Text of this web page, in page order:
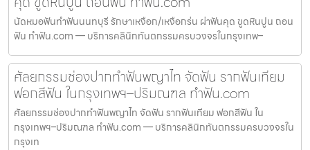
นัดหมอฟันทำฟันนนทบุรี รักษาเหงือก/เหงือกร่น ผ่าฟันคุด ขูดหินปูน ถอน
ฟัน ทำฟัน.com — บริการคลินิกทันตกรรมครบวงจรในกรุงเทพ–
ศัลยกรรมช่องปากทำฟันพญาไท จัดฟัน รากฟันเทียม
ฟอกสีฟัน ในกรุงเทพฯ–ปริมณฑล ทำฟัน.com
ศัลยกรรมช่องปากทำฟันพญาไท จัดฟัน รากฟันเทียม ฟอกสีฟัน ใน
กรุงเทพฯ–ปริมณฑล ทำฟัน.com — บริการคลินิกทันตกรรมครบวงจรใน
กรุงเท